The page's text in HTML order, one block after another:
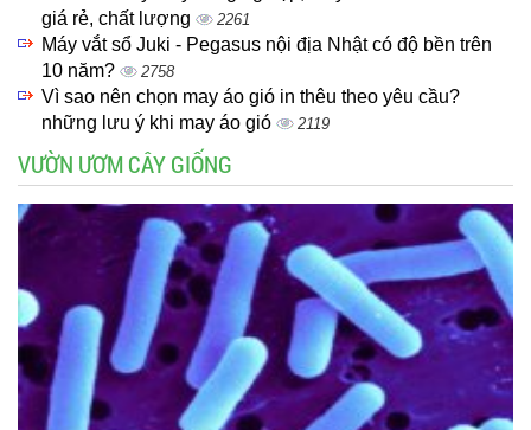
giá rẻ, chất lượng
2261
Máy vắt sổ Juki - Pegasus nội địa Nhật có độ bền trên
10 năm?
2758
Vì sao nên chọn may áo gió in thêu theo yêu cầu?
những lưu ý khi may áo gió
2119
VƯỜN ƯƠM CÂY GIỐNG